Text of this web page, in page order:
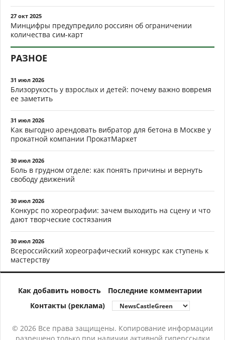
27 окт 2025
Минцифры предупредило россиян об ограничении
количества сим-карт
РАЗНОЕ
31 июл 2026
Близорукость у взрослых и детей: почему важно вовремя
ее заметить
31 июл 2026
Как выгодно арендовать вибратор для бетона в Москве у
прокатной компании ПрокатМаркет
30 июл 2026
Боль в грудном отделе: как понять причины и вернуть
свободу движений
30 июл 2026
Конкурс по хореографии: зачем выходить на сцену и что
дают творческие состязания
30 июл 2026
Всероссийский хореографический конкурс как ступень к
мастерству
Как добавить новость
Последние комментарии
Контакты (реклама)
© 2026 Все права защищены. Копирование информации